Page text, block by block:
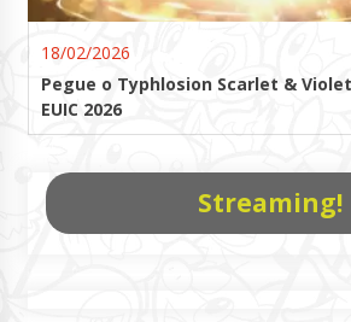
18/02/2026
Pegue o Typhlosion Scarlet &
EUIC 2026
Streaming!